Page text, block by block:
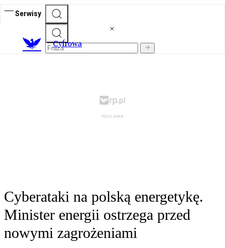
Serwisy
Cyfrowa
Cyberataki na polską energetykę.
Minister energii ostrzega przed
nowymi zagrożeniami